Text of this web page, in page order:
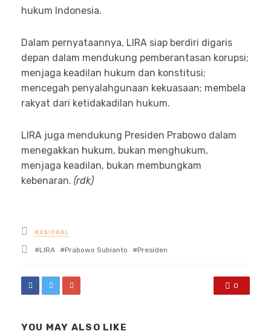
hukum Indonesia.
Dalam pernyataannya, LIRA siap berdiri digaris
depan dalam mendukung pemberantasan korupsi;
menjaga keadilan hukum dan konstitusi;
mencegah penyalahgunaan kekuasaan; membela
rakyat dari ketidakadilan hukum.
LIRA juga mendukung Presiden Prabowo dalam
menegakkan hukum, bukan menghukum,
menjaga keadilan, bukan membungkam
kebenaran. (rdk)
Posted
in
NASIONAL
Tagged
LIRA Prabowo Subianto Presiden
0
YOU MAY ALSO LIKE